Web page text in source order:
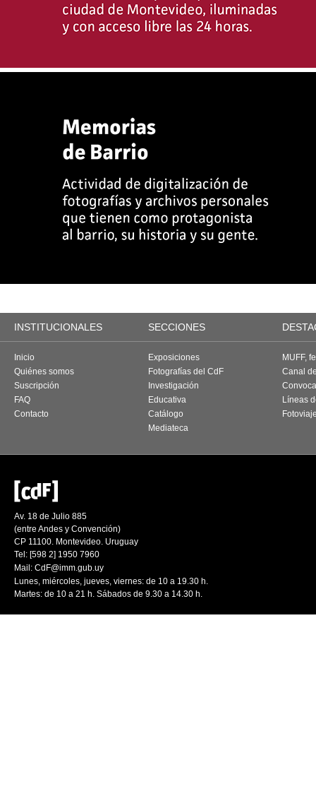
INSTITUCIONALES SECCIONES
Inicio
Quiénes somos
Suscripción
FAQ
Contacto
Exposiciones
Fotografías del CdF
Investigación
Educativa
Catálogo
Mediateca
MUFF,
Canal
Líneas
Av. 18 de Julio 885
(entre Andes y Convención)
CP 11100. Montevideo. Uruguay
Tel: [598 2] 1950 7960
Mail: CdF@imm.gub.uy
Lunes, miércoles, jueves, viernes: de 10 a 19.30 h.
Martes: de 10 a 21 h. Sábados de 9.30 a 14.30 h.